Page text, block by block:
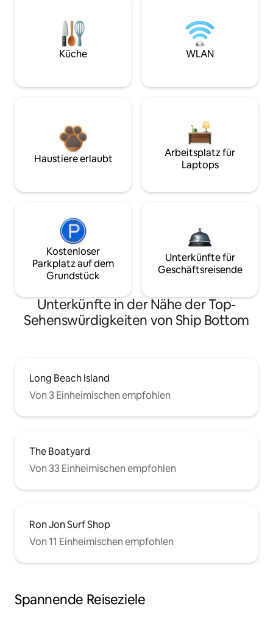
Küche WLAN
Haustiere erlaubt
Arbeitsplatz für
Laptops
Kostenloser
Parkplatz auf dem
Grundstück
Unterkünfte für
Geschäftsreisende
Unterkünfte in der Nähe der Top-
Sehenswürdigkeiten von Ship Bottom
Long Beach Island
Von 3 Einheimischen empfohlen
The Boatyard
Von 33 Einheimischen empfohlen
Ron Jon Surf Shop
Von 11 Einheimischen empfohlen
Spannende Reiseziele